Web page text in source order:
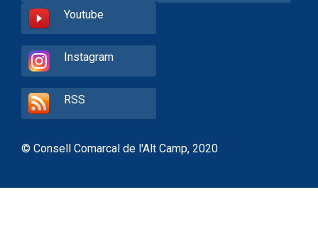
Youtube
Instagram
RSS
© Consell Comarcal de l'Alt Camp, 2020